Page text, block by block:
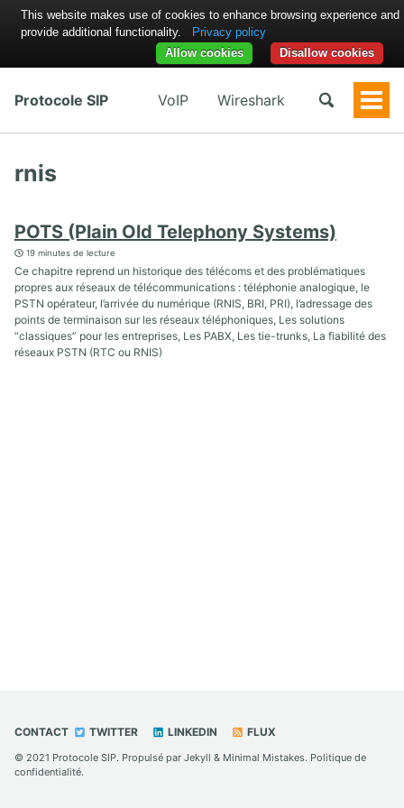
Protocole SIP VoIP Wireshark
rnis
POTS (Plain Old Telephony Systems)
19 minutes de lecture
Ce chapitre reprend un historique des télécoms et des problématiques
propres aux réseaux de télécommunications : téléphonie analogique, le
PSTN opérateur, l’arrivée du numérique (RNIS, BRI, PRI), l’adressage des
points de terminaison sur les réseaux téléphoniques, Les solutions
“classiques” pour les entreprises, Les PABX, Les tie-trunks, La fiabilité des
réseaux PSTN (RTC ou RNIS)
CONTACT TWITTER LINKEDIN FLUX
© 2021 Protocole SIP. Propulsé par Jekyll & Minimal Mistakes. Politique de
confidentialité.
This website makes use of cookies to enhance browsing experience and
provide additional functionality.
Privacy policy
Disallow cookies
Allow cookies